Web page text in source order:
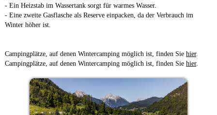
- Ein Heizstab im Wassertank sorgt für warmes Wasser.
- Eine zweite Gasflasche als Reserve einpacken, da der Verbrauch im
Winter höher ist.
Campingplätze, auf denen Wintercamping möglich ist, finden Sie hier.
Campingplätze, auf denen Wintercamping möglich ist, finden Sie hier.